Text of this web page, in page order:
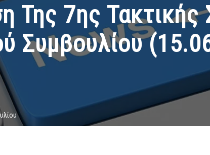
Της 7ης Τακτικής
Συμβουλίου